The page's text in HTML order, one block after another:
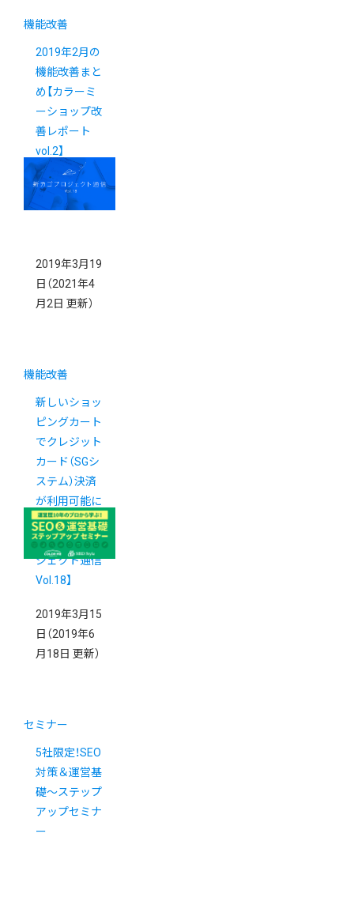
機能改善
2019年2月の
機能改善まと
め【カラーミ
ーショップ改
善レポート
vol.2】
2019年3月19
日 （2021年4
月2日 更新）
機能改善
新しいショッ
ピングカート
でクレジット
カード（SGシ
ステム）決済
が利用可能に
なりました
【新カゴプロ
ジェクト通信
Vol.18】
2019年3月15
日 （2019年6
月18日 更新）
セミナー
5社限定！SEO
対策＆運営基
礎〜ステップ
アップセミナ
ー